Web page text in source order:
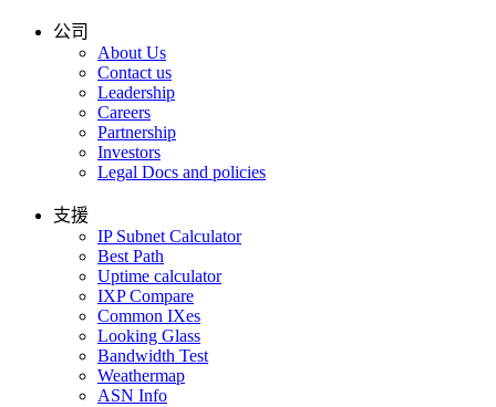
公司
About Us
Contact us
Leadership
Careers
Partnership
Investors
Legal Docs and policies
支援
IP Subnet Calculator
Best Path
Uptime calculator
IXP Compare
Common IXes
Looking Glass
Bandwidth Test
Weathermap
ASN Info